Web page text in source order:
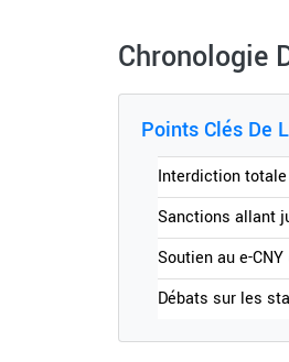
Chronologie
Points Clés De
Interdiction
Sanctions allant
Soutien au e-
Débats sur les